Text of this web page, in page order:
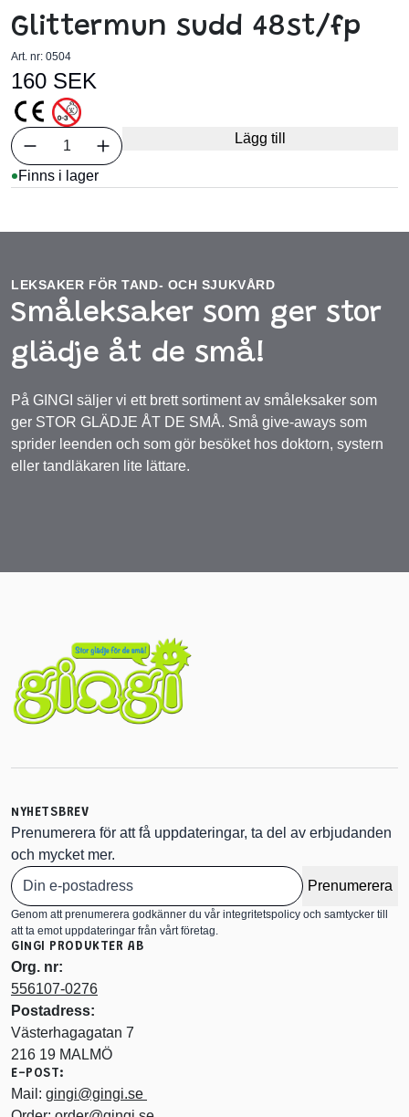
Glittermun sudd 48st/fp
Art. nr: 0504
160 SEK
Välj antal
1 Lägg till
Finns i lager
LEKSAKER FÖR TAND- OCH SJUKVÅRD
Småleksaker som ger stor
glädje åt de små!
På GINGI säljer vi ett brett sortiment av småleksaker som
ger STOR GLÄDJE ÅT DE SMÅ. Små give-aways som
sprider leenden och som gör besöket hos doktorn, systern
eller tandläkaren lite lättare.
NYHETSBREV
Prenumerera för att få uppdateringar, ta del av erbjudanden
och mycket mer.
Prenumerera
Genom att prenumerera godkänner du vår integritetspolicy och samtycker till
att ta emot uppdateringar från vårt företag.
GINGI PRODUKTER AB
Org. nr:
556107-0276
Postadress:
Västerhagagatan 7
216 19 MALMÖ
E-POST:
Mail: gingi@gingi.se